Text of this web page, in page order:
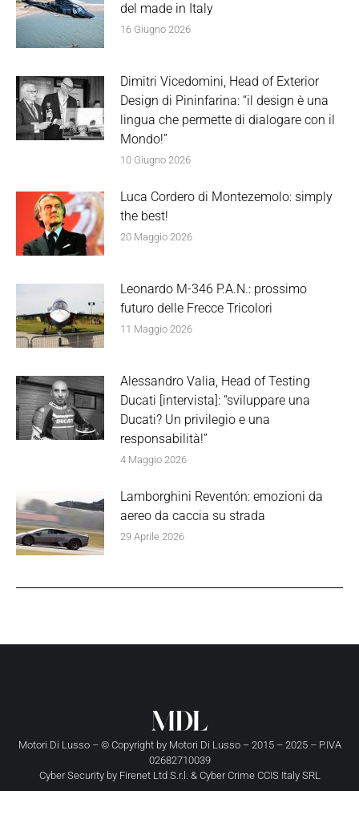
del made in Italy
16 Giugno 2026
Dimitri Vicedomini, Head of Exterior
Design di Pininfarina: “il design è una
lingua che permette di dialogare con il
Mondo!”
10 Giugno 2026
Luca Cordero di Montezemolo: simply
the best!
20 Maggio 2026
Leonardo M-346 P.A.N.: prossimo
futuro delle Frecce Tricolori
11 Maggio 2026
Alessandro Valia, Head of Testing
Ducati [intervista]: “sviluppare una
Ducati? Un privilegio e una
responsabilità!”
4 Maggio 2026
Lamborghini Reventón: emozioni da
aereo da caccia su strada
29 Aprile 2026
Motori Di Lusso – © Copyright by Motori Di Lusso– 2015 – 2025 – P.IVA
02682710039
Cyber Security by Firenet Ltd S.r.l. & Cyber Crime CCIS Italy SRL